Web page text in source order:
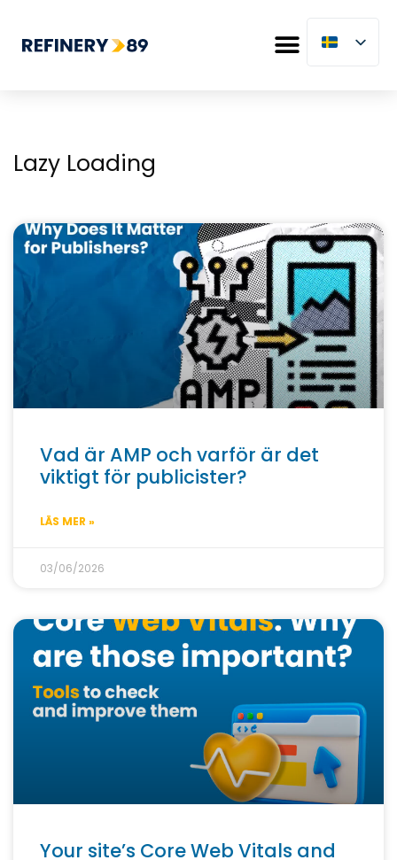
Lazy Loading
Vad är AMP och varför är det
viktigt för publicister?
LÄS MER »
03/06/2026
Your site’s Core Web Vitals and